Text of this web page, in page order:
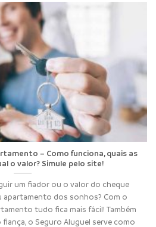
– Como funciona, quais as
o valor? Simule pelo site!
um fiador ou o valor do cheque
apartamento dos sonhos? Com o
tudo fica mais fácil! Também
o Seguro Aluguel serve como